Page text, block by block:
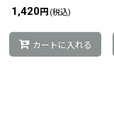
1,420円 (税込)
カートに入れる